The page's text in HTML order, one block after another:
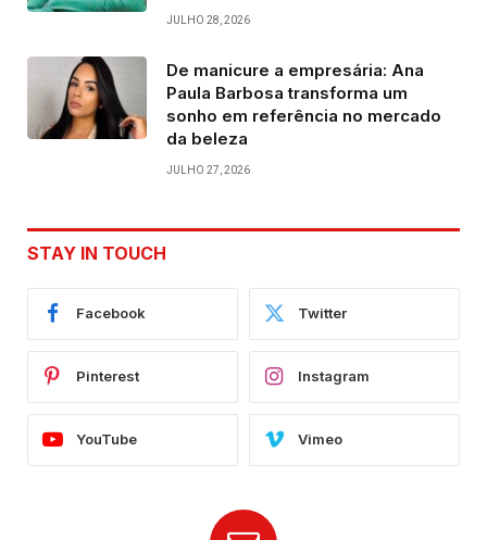
JULHO 28, 2026
De manicure a empresária: Ana
Paula Barbosa transforma um
sonho em referência no mercado
da beleza
JULHO 27, 2026
STAY IN TOUCH
Facebook Twitter
Pinterest Instagram
YouTube Vimeo